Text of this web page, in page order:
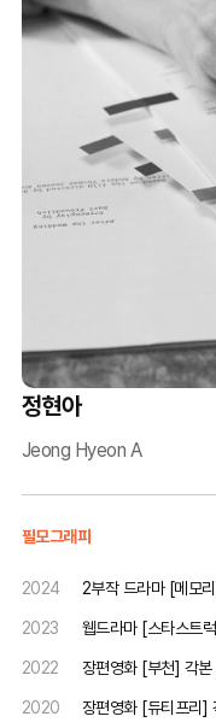
정현아
Jeong Hyeon A
필모그래피
2024 2부작 드라마 [메모
2023 웹드라마 [스타스트
2022 장편영화 [부천] 각
2020 장편영화 [듀티프리]